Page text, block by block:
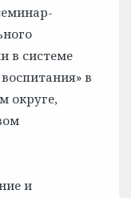
в системе
в
округе,
и